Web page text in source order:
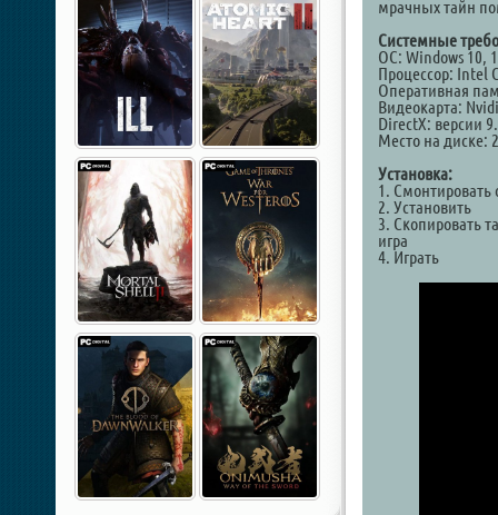
мрачных тайн
Системные
ОС: Windows 10,
Процессор: Intel
Оперативная
Видеокарта:
DirectX: версии
Место на диске:
Установка:
1. Смонтировать
2. Установить
3. Скопировать
игра
4. Играть